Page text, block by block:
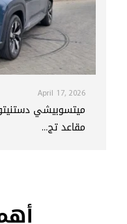
April 17, 2026
مقاعد تج...